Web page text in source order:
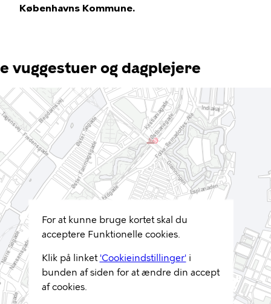
Københavns Kommune.
vuggestuer og dagplejere
For at kunne bruge kortet skal du
acceptere Funktionelle cookies.
Klik på linket 'Cookieindstillinger'i
bunden af siden for at ændre din accept
af cookies.